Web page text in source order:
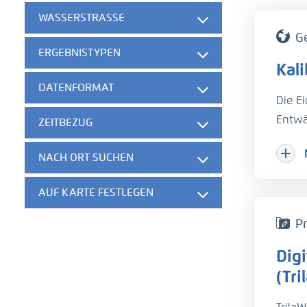
WASSERSTRASSE
ERGEBNISTYPEN
DATENFORMAT
ZEITBEZUG
NACH ORT SUCHEN
AUF KARTE FESTLEGEN
Die
der
die
Um